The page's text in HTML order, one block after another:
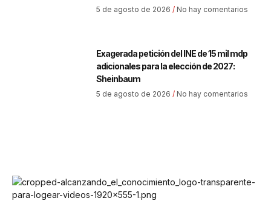
5 de agosto de 2026 No hay comentarios
Exagerada petición del INE de 15 mil mdp
adicionales para la elección de 2027:
Sheinbaum
5 de agosto de 2026 No hay comentarios